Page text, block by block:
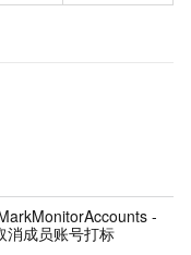
-
消成员账号打标